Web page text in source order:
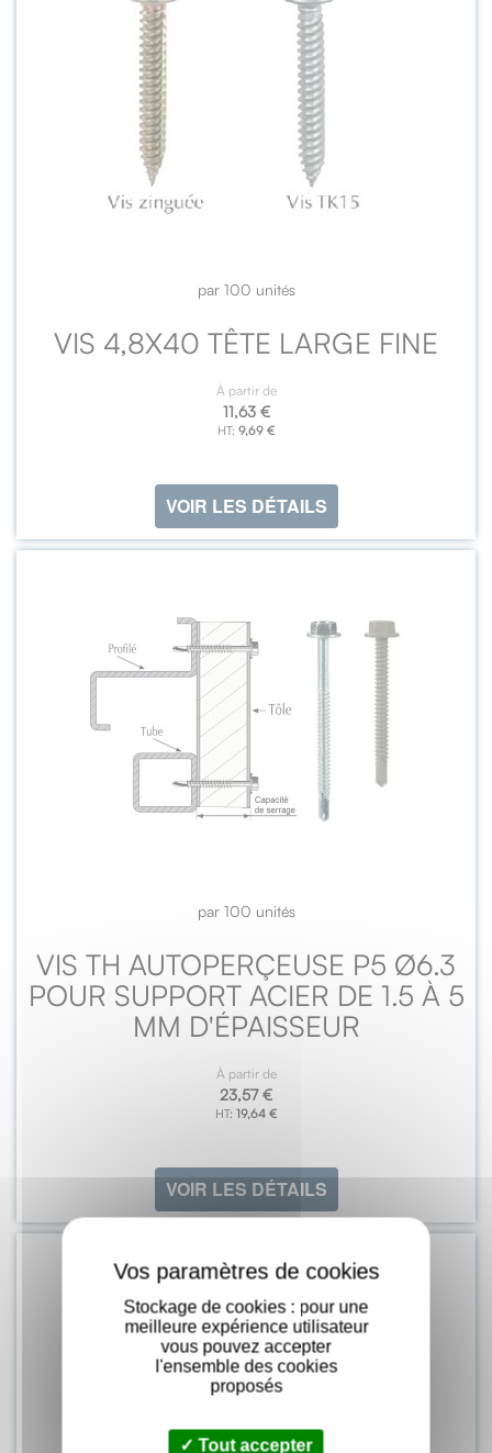
par 100 unités
VIS 4,8X40 TÊTE LARGE FINE
À partir de
11,63 €
9,69 €
VOIR LES DÉTAILS
par 100 unités
VIS TH AUTOPERÇEUSE P5 Ø6.3
POUR SUPPORT ACIER DE 1.5 À 5
MM D'ÉPAISSEUR
À partir de
23,57 €
19,64 €
VOIR LES DÉTAILS
Stockage de cookies : pour une
meilleure expérience utilisateur
vous pouvez accepter
l'ensemble des cookies
proposés
Tout accepter